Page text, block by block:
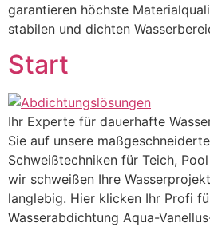
garantieren höchste
stabilen und dichten
Start
Ihr Experte für dauerhafte
Sie auf unsere
Schweißtechniken für Teich,
wir schweißen Ihre
langlebig. Hier klicken Ihr Profi
Wasserabdichtung Aqua-